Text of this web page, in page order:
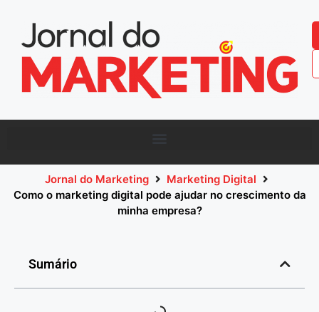
Jornal do Marketing
Marketing Digital
Como o marketing digital pode ajudar no crescimento da
minha empresa?
Sumário